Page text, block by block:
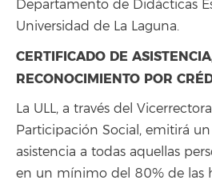
Departamento de Didácticas
Universidad de La Laguna.
CERTIFICADO DE
RECONOCIMIENTO POR
La ULL, a través del
Participación Social, emitirá
asistencia a todas aquellas
en un mínimo del 80% de las